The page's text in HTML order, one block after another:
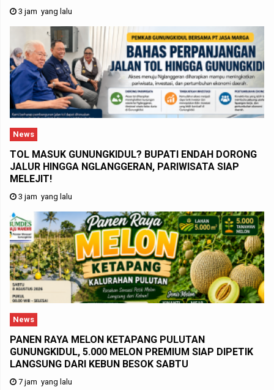
3 jam yang lalu
News
TOL MASUK GUNUNGKIDUL? BUPATI ENDAH DORONG
JALUR HINGGA NGLANGGERAN, PARIWISATA SIAP
MELEJIT!
3 jam yang lalu
News
PANEN RAYA MELON KETAPANG PULUTAN
GUNUNGKIDUL, 5.000 MELON PREMIUM SIAP DIPETIK
LANGSUNG DARI KEBUN BESOK SABTU
7 jam yang lalu